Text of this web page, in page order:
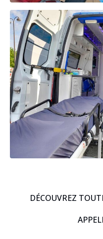
DÉCOUVREZ